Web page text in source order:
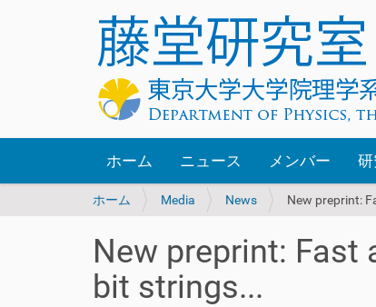
ホーム ニュース メンバー
現
置
ホーム Media News New preprint:
New preprint:
bit strings...